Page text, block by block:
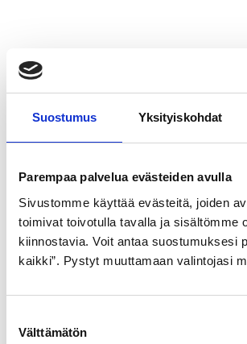
Suostumus Yksityiskohdat
Parempaa palvelua evästeiden avulla
Sivustomme käyttää evästeitä, joiden
toimivat toivotulla tavalla ja sisältömme
kiinnostavia. Voit antaa suostumuksesi
kaikki”. Pystyt muuttamaan valintojasi
Välttämätön
Tutustu myös
GOLDEN BOY
ULKORENGAS 32-622
099
MUSTA